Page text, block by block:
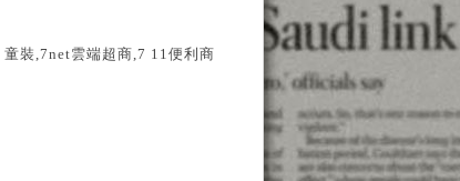
裝,7net雲端超商,7 11便利商